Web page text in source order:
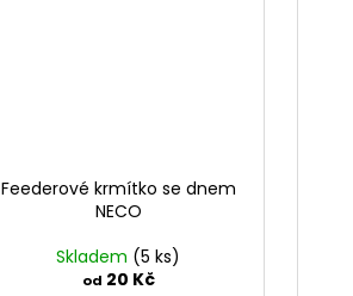
Feederové krmítko se dnem
NECO
Skladem (5 ks)
od 20 Kč